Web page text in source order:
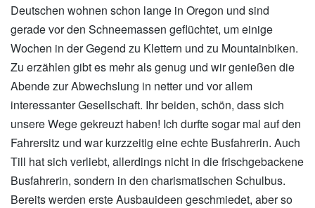
Deutschen wohnen schon lange in Oregon und sind
gerade vor den Schneemassen geflüchtet, um einige
Wochen in der Gegend zu Klettern und zu Mountainbiken.
Zu erzählen gibt es mehr als genug und wir genießen die
Abende zur Abwechslung in netter und vor allem
interessanter Gesellschaft. Ihr beiden, schön, dass sich
unsere Wege gekreuzt haben! Ich durfte sogar mal auf den
Fahrersitz und war kurzzeitig eine echte Busfahrerin. Auch
Till hat sich verliebt, allerdings nicht in die frischgebackene
Busfahrerin, sondern in den charismatischen Schulbus.
Bereits werden erste Ausbauideen geschmiedet, aber so